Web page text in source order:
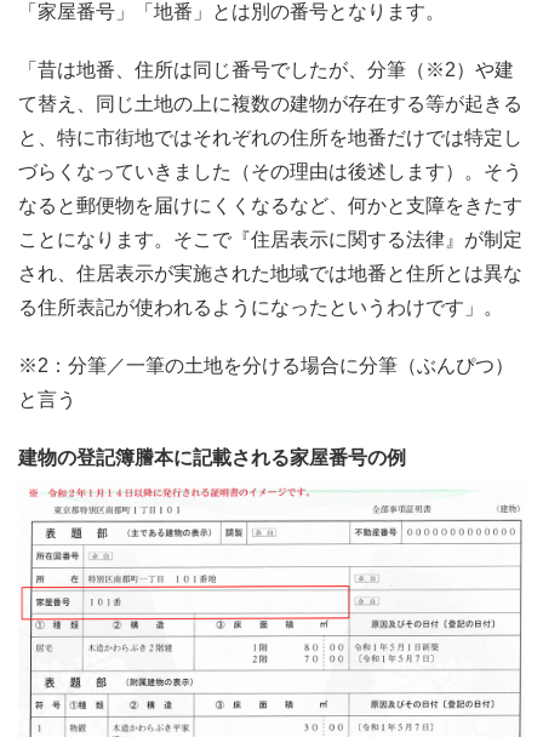
「家屋番号」「地番」とは別の番号となります。
「昔は地番、住所は同じ番号でしたが、分筆（※2）や建
て替え、同じ土地の上に複数の建物が存在する等が起きる
と、特に市街地ではそれぞれの住所を地番だけでは特定し
づらくなっていきました（その理由は後述します）。そう
なると郵便物を届けにくくなるなど、何かと支障をきたす
ことになります。そこで『住居表示に関する法律』が制定
され、住居表示が実施された地域では地番と住所とは異な
る住所表記が使われるようになったというわけです」。
※2：分筆／一筆の土地を分ける場合に分筆（ぶんぴつ）
と言う
建物の登記簿謄本に記載される家屋番号の例